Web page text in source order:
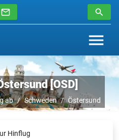
[OSD]
ab Schweden Östersund
Hinflug